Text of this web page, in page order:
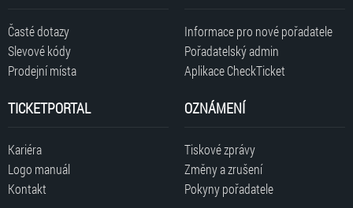
Časté dotazy
Slevové kódy
Prodejní místa
Informace pro nové pořadatele
Pořadatelský admin
Aplikace CheckTicket
TICKETPORTAL
Kariéra
Logo manuál
Kontakt
OZNÁMENÍ
Tiskové zprávy
Změny a zrušení
Pokyny pořadatele